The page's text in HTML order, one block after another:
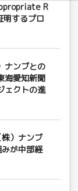
R
明するプロ
ナンブとの
海愛知新聞
ェクトの進
株）ナンブ
が中部経